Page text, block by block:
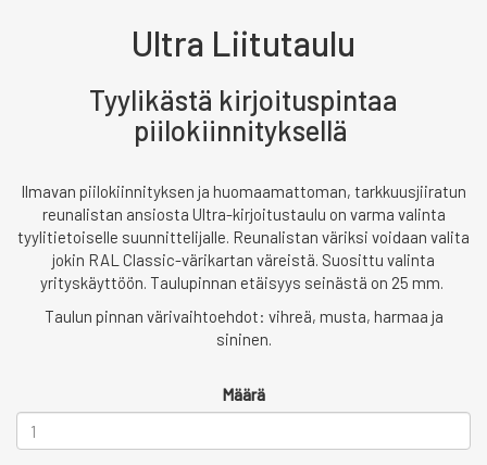
Ultra Liitutaulu
Tyylikästä kirjoituspintaa
piilokiinnityksellä
Ilmavan piilokiinnityksen ja huomaamattoman, tarkkuusjiiratun
reunalistan ansiosta Ultra-kirjoitustaulu on varma valinta
tyylitietoiselle suunnittelijalle. Reunalistan väriksi voidaan valita
jokin RAL Classic-värikartan väreistä. Suosittu valinta
yrityskäyttöön. Taulupinnan etäisyys seinästä on 25 mm.
Taulun pinnan värivaihtoehdot: vihreä, musta, harmaa ja
sininen.
Määrä